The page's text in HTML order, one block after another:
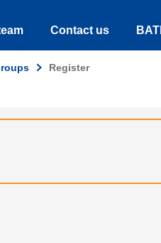
Contact us
Register